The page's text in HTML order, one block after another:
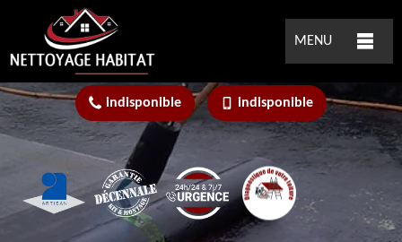
MENU
indisponible indisponible